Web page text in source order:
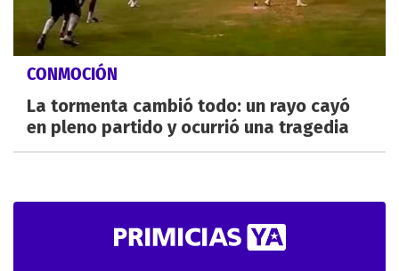
CONMOCIÓN
La tormenta cambió todo: un rayo cayó
en pleno partido y ocurrió una tragedia